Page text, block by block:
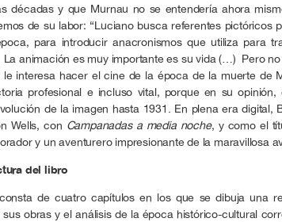
décadas y que Murnau no se entendería ahora
de su labor: “Luciano busca referentes pictóricos
para introducir anacronismos que utiliza para
La animación es muy importante es su vida (…) Pero
le interesa hacer el cine de la época de la muerte de
profesional e incluso vital, porque en su
de la imagen hasta 1931. En plena era digital,
Wells, con Campanadas a media noche, y como el
y un aventurero impresionante de la maravillosa
del libro
de cuatro capítulos en los que se dibuja una
sus obras y el análisis de la época histórico-cultural